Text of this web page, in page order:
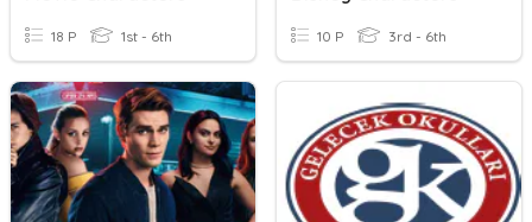
18 P 1st - 6th 10 P 3rd - 6th